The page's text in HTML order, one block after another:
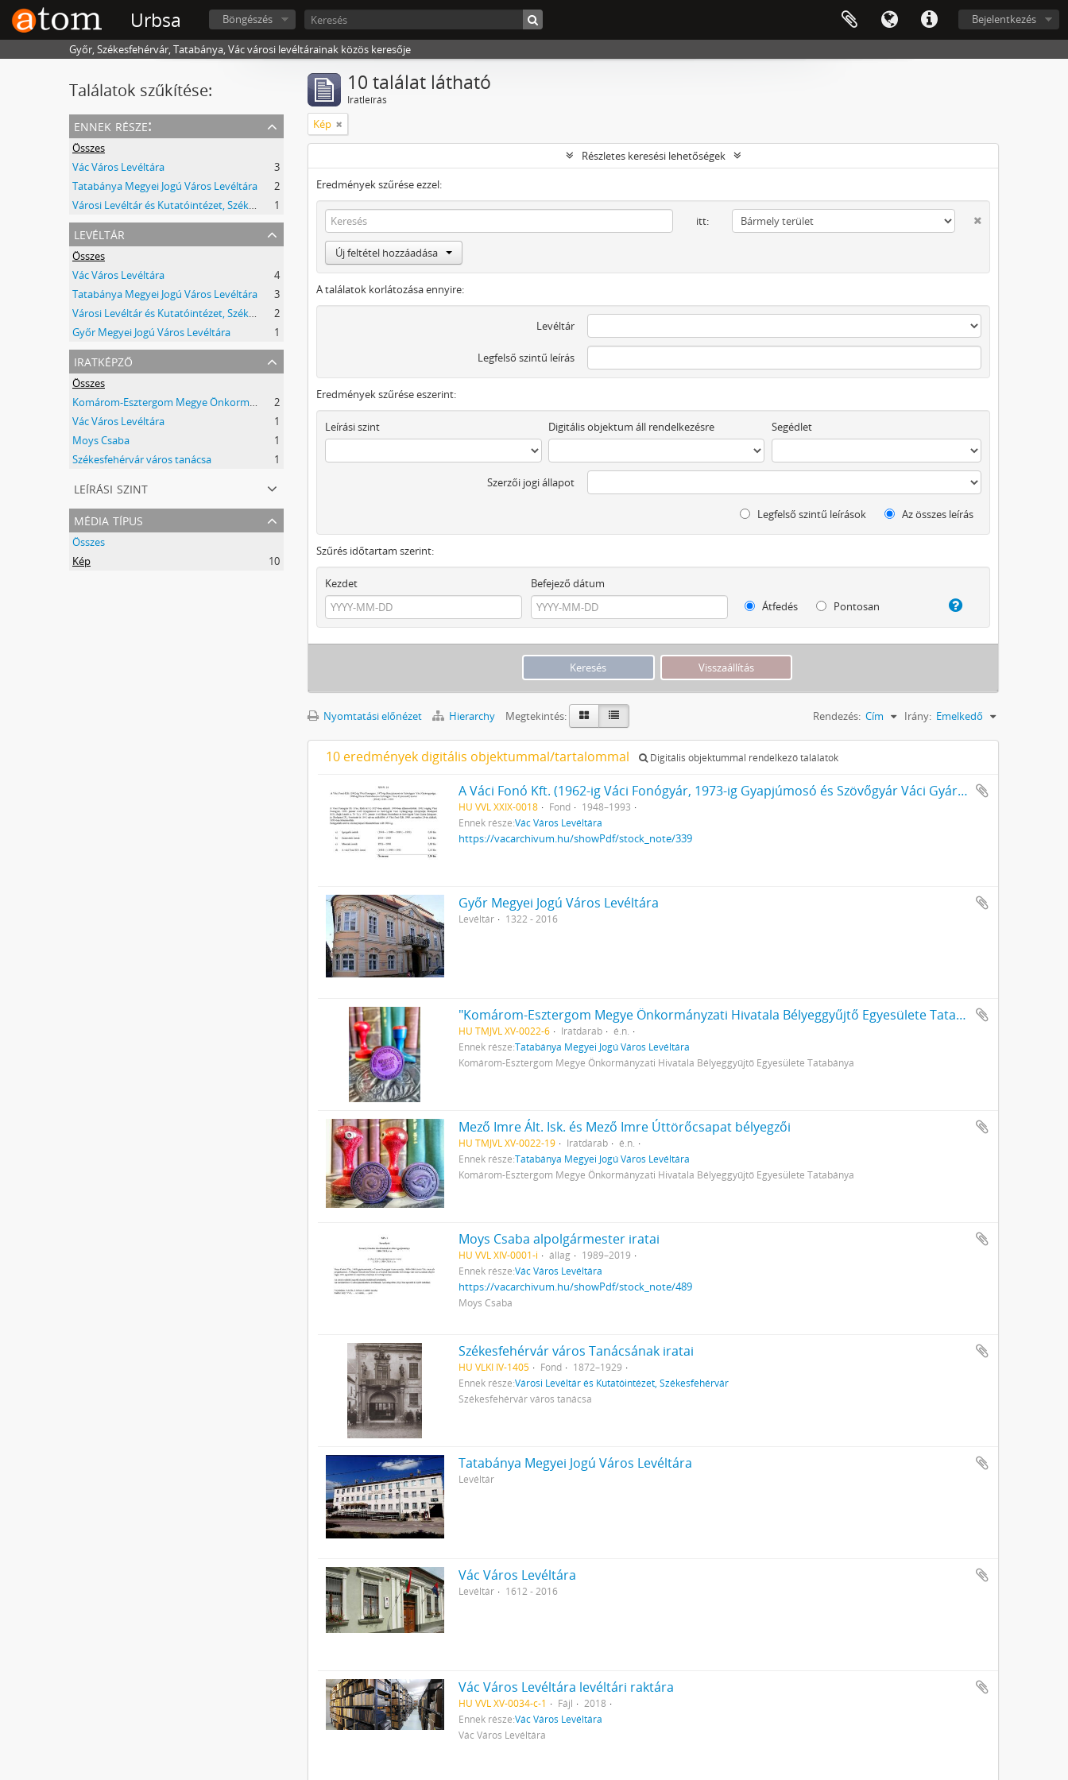
Urbsa Bejelentkezés
Böngészés
Győr, Székesfehérvár, Tatabánya, Vác városi levéltárainak közös keresője
Találatok szűkítése:
ennek része:
Összes
Vác Város Levéltára
3
Tatabánya Megyei Jogú Város Levéltára
2
Városi Levéltár és Kutatóintézet, Székesfehérvár
1
levéltár
Összes
Vác Város Levéltára
4
Tatabánya Megyei Jogú Város Levéltára
3
Városi Levéltár és Kutatóintézet, Székesfehérvár
2
Győr Megyei Jogú Város Levéltára
1
iratképző
Összes
Komárom-Esztergom Megye Önkormányzati Hivatala Bélyeggyűjtő Egyesülete Tatabánya
2
Vác Város Levéltára
1
Moys Csaba
1
Székesfehérvár város tanácsa
1
leírási szint
média típus
Összes
Kép
10
10 találat látható
Iratleírás
Kép
Részletes keresési lehetőségek
Eredmények szűrése ezzel:
itt:
Új feltétel hozzáadása
A találatok korlátozása ennyire:
Levéltár
Legfelső szintű leírás
Eredmények szűrése eszerint:
Leírási szint Digitális objektum áll rendelkezésre Segédlet
Szerzői jogi állapot
Legfelső szintű leírások Az összes leírás
Szűrés időtartam szerint:
Kezdet
Befejező dátum
Átfedés
Pontosan
Nyomtatási előnézet Hierarchy Megtekintés: Rendezés: Cím Irány: Emelkedő
10 eredmények digitális objektummal/tartalommal Digitális objektummal rendelkező találatok
A Váci Fonó Kft. (1962-ig Váci Fonógyár, 1973-ig Gyapjúmosó és Szövőgyár Váci Gyáregysége, 1989-ig Hazai Fésűsfonó és Szövőgyár Váci Gyárának) iratai
HU VVL XXIX-0018 Fond
1948–1993
Ennek része:Vác Város Levéltára
https://vacarchivum.hu/showPdf/stock_note/339
Győr Megyei Jogú Város Levéltára
Levéltár 1322 - 2016
"Komárom-Esztergom Megye Önkormányzati Hivatala Bélyeggyűjtő Egyesülete Tatabánya" bélyegzője
HU TMJVL XV-0022-6 Iratdarab
é.n.
Ennek része:Tatabánya Megyei Jogú Város Levéltára
Komárom-Esztergom Megye Önkormányzati Hivatala Bélyeggyűjtő Egyesülete Tatabánya
Mező Imre Ált. Isk. és Mező Imre Úttörőcsapat bélyegzői
HU TMJVL XV-0022-19 Iratdarab
é.n.
Ennek része:Tatabánya Megyei Jogú Város Levéltára
Komárom-Esztergom Megye Önkormányzati Hivatala Bélyeggyűjtő Egyesülete Tatabánya
Moys Csaba alpolgármester iratai
HU VVL XIV-0001-i állag
1989–2019
Ennek része:Vác Város Levéltára
https://vacarchivum.hu/showPdf/stock_note/489
Moys Csaba
Székesfehérvár város Tanácsának iratai
HU VLKI IV-1405 Fond
1872–1929
Ennek része:Városi Levéltár és Kutatóintézet, Székesfehérvár
Székesfehérvár város tanácsa
Tatabánya Megyei Jogú Város Levéltára
Levéltár
Vác Város Levéltára
Levéltár 1612 - 2016
Vác Város Levéltára levéltári raktára
HU VVL XV-0034-c-1 Fájl
2018
Ennek része:Vác Város Levéltára
Vác Város Levéltára